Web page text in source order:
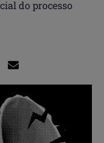
do processo